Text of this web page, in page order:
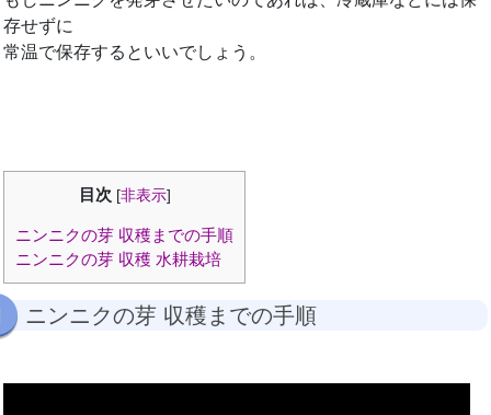
存せずに
常温で保存するといいでしょう。
目次 [非表示]
ニンニクの芽 収穫までの手順
ニンニクの芽 収穫 水耕栽培
ニンニクの芽 収穫までの手順